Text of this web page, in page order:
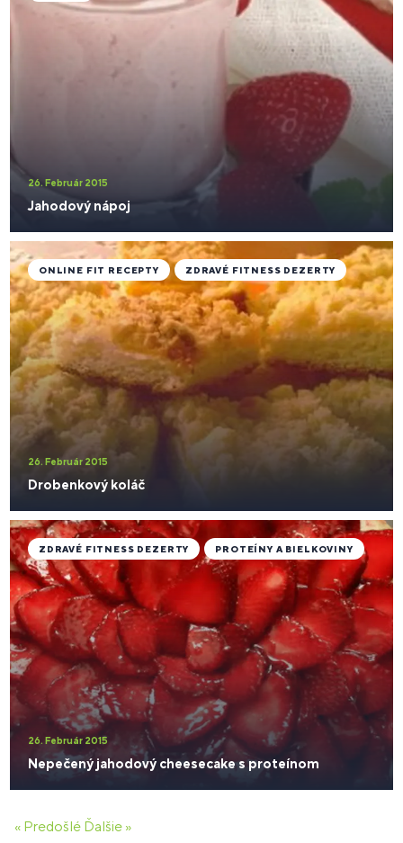
26. Február 2015
Jahodový nápoj
26. Február 2015
Drobenkový koláč
ONLINE FIT RECEPTY ZDRAVÉ FITNESS DEZERTY
26. Február 2015
Nepečený jahodový cheesecake s proteínom
ZDRAVÉ FITNESS DEZERTY PROTEÍNY A BIELKOVINY
« Predošlé Ďalšie »